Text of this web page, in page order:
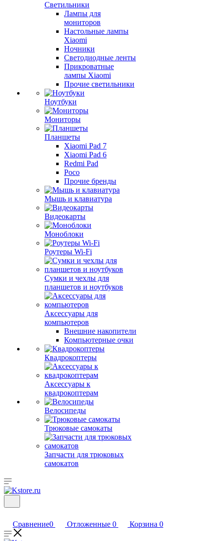
Светильники
Лампы для
мониторов
Настольные лампы
Xiaomi
Ночники
Светодиодные ленты
Прикроватные
лампы Xiaomi
Прочие светильники
Ноутбуки
Мониторы
Планшеты
Xiaomi Pad 7
Xiaomi Pad 6
Redmi Pad
Poco
Прочие бренды
Мышь и клавиатура
Видеокарты
Моноблоки
Роутеры Wi-Fi
Сумки и чехлы для
планшетов и ноутбуков
Аксессуары для
компьютеров
Внешние накопители
Компьютерные очки
Квадрокоптеры
Аксессуары к
квадрокоптерам
Велосипеды
Трюковые самокаты
Запчасти для трюковых
самокатов
Сравнение0 Отложенные 0 Корзина 0